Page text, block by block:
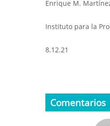
Enrique M.
Instituto para la
8.12.21
Comentarios